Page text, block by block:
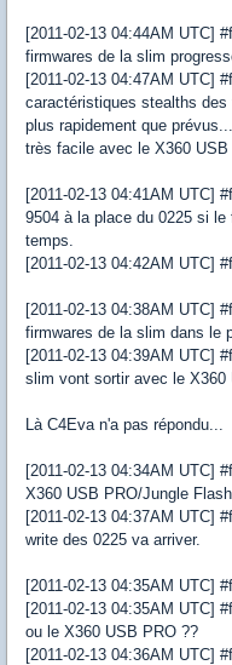
[2011-02-13 04:44AM UTC]
firmwares de la slim
[2011-02-13 04:47AM UTC]
caractéristiques stealths
plus rapidement que
très facile avec le X360 USB
[2011-02-13 04:41AM UTC]
9504 à la place du 0225 si
temps.
[2011-02-13 04:42AM UTC]
[2011-02-13 04:38AM UTC]
firmwares de la slim dans le
[2011-02-13 04:39AM UTC]
slim vont sortir avec le
Là C4Eva n'a pas répondu...
[2011-02-13 04:34AM UTC]
X360 USB PRO/Jungle
[2011-02-13 04:37AM UTC]
write des 0225 va arriver.
[2011-02-13 04:35AM UTC]
[2011-02-13 04:35AM UTC]
ou le X360 USB PRO ??
[2011-02-13 04:36AM UTC]